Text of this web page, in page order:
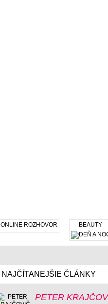
ONLINE ROZHOVOR BEAUTY
NAJČÍTANEJŠIE ČLÁNKY
PETER